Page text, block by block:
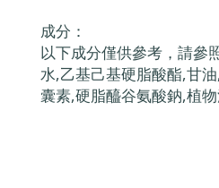
成分：
以下成分僅供參考，請參
水,乙基己基硬脂酸酯,甘
囊素,硬脂醯谷氨酸鈉,植